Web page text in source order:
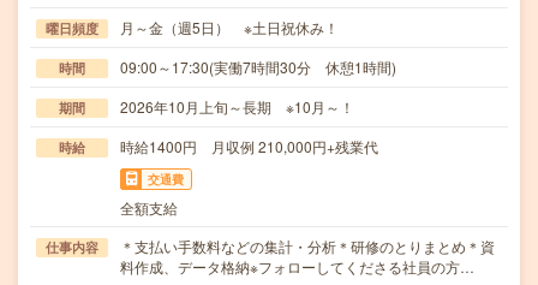
曜日頻度 月～金（週5日） ※土日祝休み！
時間 09:00～17:30(実働7時間30分 休憩1時間)
期間 2026年10月上旬～長期 ※10月～！
時給 時給1400円 月収例 210,000円+残業代
交通費
全額支給
仕事内容
＊支払い手数料などの集計・分析＊研修のとりまとめ＊資
料作成、データ格納※フォローしてくださる社員の方…